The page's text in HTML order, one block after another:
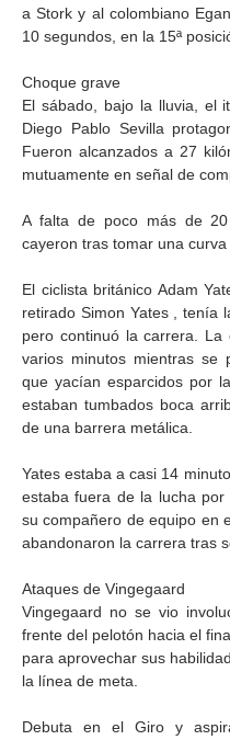
a Stork y al colombiano
10 segundos, en la 15ª
Choque grave
El sábado, bajo la lluvia, el
Diego Pablo Sevilla
Fueron alcanzados a 27
mutuamente en señal de
A falta de poco más de
cayeron tras tomar una
El ciclista británico Adam
retirado Simon Yates , tenía
pero continuó la carrera. La
varios minutos mientras se
que yacían esparcidos por
estaban tumbados boca
de una barrera metálica.
Yates estaba a casi 14
estaba fuera de la lucha
su compañero de equipo en
abandonaron la carrera tras
Ataques de Vingegaard
Vingegaard no se vio
frente del pelotón hacia el
para aprovechar sus
la línea de meta.
Debuta en el Giro y